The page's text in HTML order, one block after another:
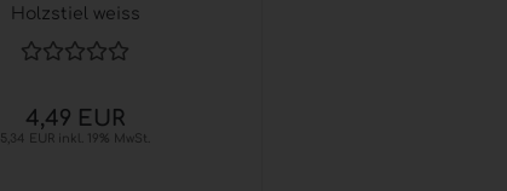
Holzstiel weiss
4,49 EUR
5,34 EUR inkl. 19% MwSt.